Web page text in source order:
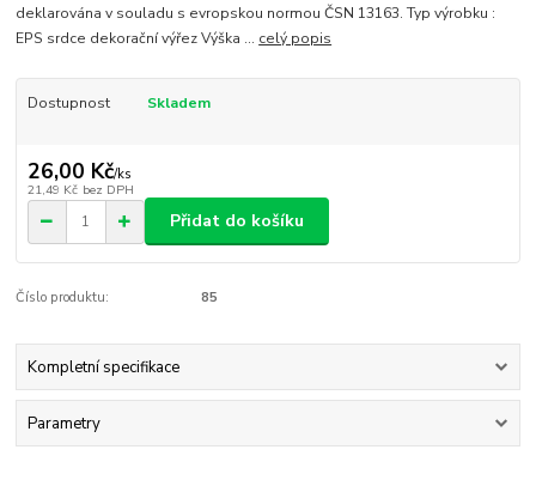
deklarována v souladu s evropskou normou ČSN 13163. Typ výrobku :
EPS srdce dekorační výřez Výška ... celý popis
Dostupnost Skladem
26,00 Kč/ks
21,49 Kč bez DPH
Přidat do košíku
Číslo produktu: 85
Kompletní specifikace
Parametry